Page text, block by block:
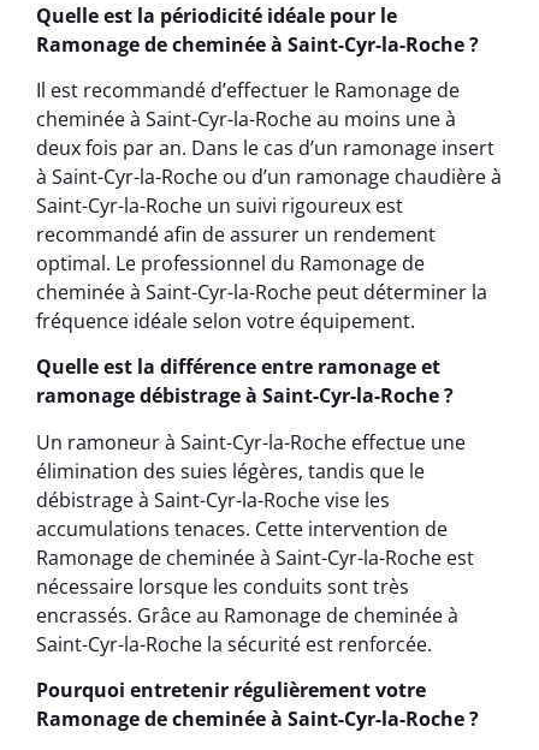
Quelle est la périodicité idéale pour le
Ramonage de cheminée à Saint-Cyr-la-Roche ?
Il est recommandé d’effectuer le Ramonage de
cheminée à Saint-Cyr-la-Roche au moins une à
deux fois par an. Dans le cas d’un ramonage insert
à Saint-Cyr-la-Roche ou d’un ramonage chaudière à
Saint-Cyr-la-Roche un suivi rigoureux est
recommandé afin de assurer un rendement
optimal. Le professionnel du Ramonage de
cheminée à Saint-Cyr-la-Roche peut déterminer la
fréquence idéale selon votre équipement.
Quelle est la différence entre ramonage et
ramonage débistrage à Saint-Cyr-la-Roche ?
Un ramoneur à Saint-Cyr-la-Roche effectue une
élimination des suies légères, tandis que le
débistrage à Saint-Cyr-la-Roche vise les
accumulations tenaces. Cette intervention de
Ramonage de cheminée à Saint-Cyr-la-Roche est
nécessaire lorsque les conduits sont très
encrassés. Grâce au Ramonage de cheminée à
Saint-Cyr-la-Roche la sécurité est renforcée.
Pourquoi entretenir régulièrement votre
Ramonage de cheminée à Saint-Cyr-la-Roche ?